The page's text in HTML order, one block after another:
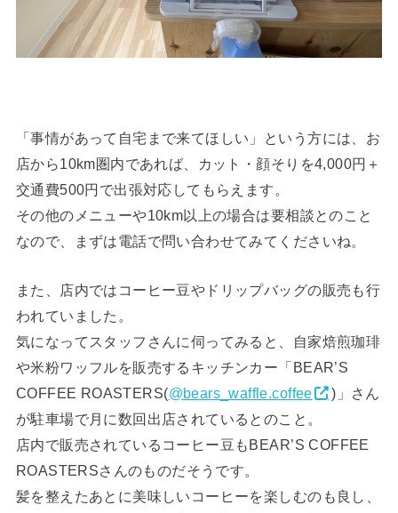
「事情があって自宅まで来てほしい」という方には、お
店から10km圏内であれば、カット・顔そりを4,000円＋
交通費500円で出張対応してもらえます。
その他のメニューや10km以上の場合は要相談とのこと
なので、まずは電話で問い合わせてみてくださいね。
また、店内ではコーヒー豆やドリップバッグの販売も行
われていました。
気になってスタッフさんに伺ってみると、自家焙煎珈琲
や米粉ワッフルを販売するキッチンカー「BEAR’S
COFFEE ROASTERS(@bears_waffle.coffee
)」さん
が駐車場で月に数回出店されているとのこと。
店内で販売されているコーヒー豆もBEAR’S COFFEE
ROASTERSさんのものだそうです。
髪を整えたあとに美味しいコーヒーを楽しむのも良し、